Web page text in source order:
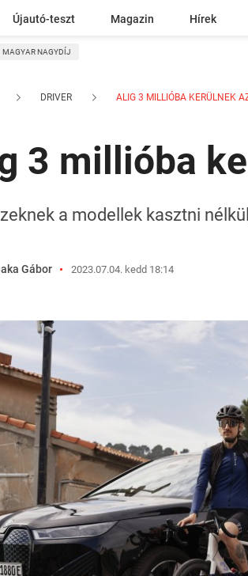
Újautó-teszt Magazin Hírek
Kresz
MAGYAR NAGYDÍJ
DRIVER ALIG 3 MILLIÓBA KERÜLNEK
3 millióba
a modellek kasztni
Gábor 2023.07.04. kedd 18:14